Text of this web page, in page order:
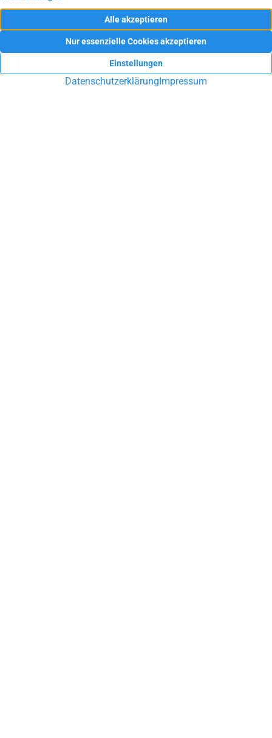
Die Inhalte auf dieser Seite wurden mit größter Sorgfalt erstellt.
Für die Richtigkeit, Aktualität und Vollständigkeit übernimmt die
Firma SAM Immobilien keine Gewähr. Die Informationen dienen
ausschließlich dem unverbindlichen Informationszweck und
stellt keine Rechtsberatung dar.